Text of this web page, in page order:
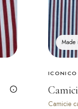
Made
ICONICO
Camicie